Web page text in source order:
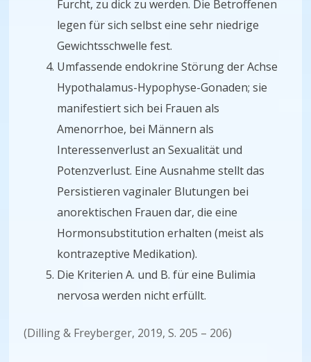
Furcht, zu dick zu werden. Die Betroffenen
legen für sich selbst eine sehr niedrige
Gewichtsschwelle fest.
Umfassende endokrine Störung der Achse
Hypothalamus-Hypophyse-Gonaden; sie
manifestiert sich bei Frauen als
Amenorrhoe, bei Männern als
Interessenverlust an Sexualität und
Potenzverlust. Eine Ausnahme stellt das
Persistieren vaginaler Blutungen bei
anorektischen Frauen dar, die eine
Hormonsubstitution erhalten (meist als
kontrazeptive Medikation).
Die Kriterien A. und B. für eine Bulimia
nervosa werden nicht erfüllt.
(Dilling & Freyberger, 2019, S. 205 – 206)